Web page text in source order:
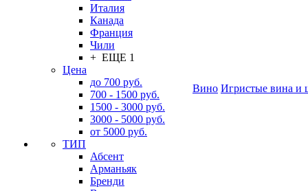
Италия
Канада
Франция
Чили
+ ЕЩЕ 1
Цена
до 700 руб.
700 - 1500 руб.
1500 - 3000 руб.
3000 - 5000 руб.
от 5000 руб.
ТИП
Абсент
Арманьяк
Бренди
Вино Игристые вина и